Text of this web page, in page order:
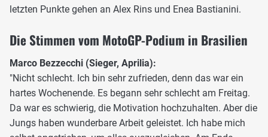
letzten Punkte gehen an Alex Rins und Enea Bastianini.
Die Stimmen vom MotoGP-Podium in Brasilien
Marco Bezzecchi (Sieger, Aprilia):
"Nicht schlecht. Ich bin sehr zufrieden, denn das war ein
hartes Wochenende. Es begann sehr schlecht am Freitag.
Da war es schwierig, die Motivation hochzuhalten. Aber die
Jungs haben wunderbare Arbeit geleistet. Ich habe mich